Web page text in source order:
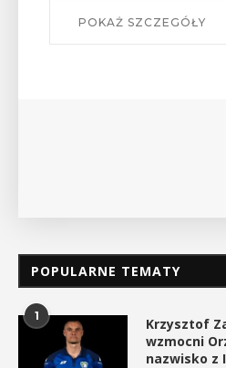
POKAŻ SZCZEGÓŁY
POPULARNE TEMATY
1
Krzysztof
wzmocni
nazwisko z